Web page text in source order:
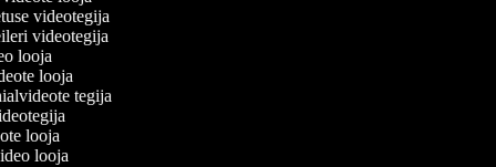
videotegija
videotegija
looja
looja
tegija
looja
looja